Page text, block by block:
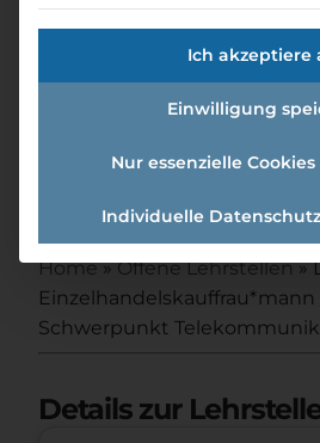
Lehre
(w/m/d)
Home»Offene Lehrstellen»
Einzelhandelskauffrau*mann
Schwerpunkt
Details zur
Ich akzeptiere
Einwilligung
Nur essenzielle
Individuelle